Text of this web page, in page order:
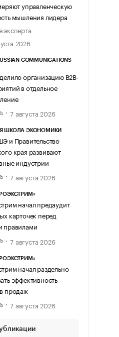
управленческую
мышления лидера
эксперта
2026
COMMUNICATIONS
организацию B2B-
в отдельное
7 августа 2026
ШКОЛА ЭКОНОМИКИ
и Правительство
края развивают
индустрии
7 августа 2026
начал предаудит
карточек перед
правилами
7 августа 2026
начал раздельно
эффективность
продаж
7 августа 2026